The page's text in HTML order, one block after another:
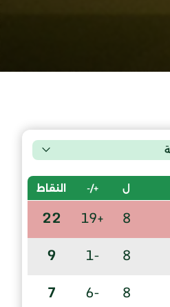
ل +/- النقاط
8
+19
22
8
-1
9
8
-6
7